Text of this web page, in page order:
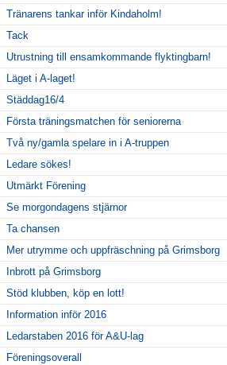
Tränarens tankar inför Kindaholm!
Tack
Utrustning till ensamkommande flyktingbarn!
Läget i A-laget!
Städdag16/4
Första träningsmatchen för seniorerna
Två ny/gamla spelare in i A-truppen
Ledare sökes!
Utmärkt Förening
Se morgondagens stjärnor
Ta chansen
Mer utrymme och uppfräschning på Grimsborg
Inbrott på Grimsborg
Stöd klubben, köp en lott!
Information inför 2016
Ledarstaben 2016 för A&U-lag
Föreningsoverall